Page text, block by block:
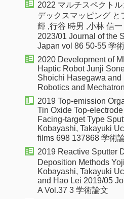
2022 マルチスペクト
デックスマッピング と
輝 ,行谷 時男 ,小林 信
2023/01 Journal of the
Japan vol 86 50-55 学
2020 Development of
Haptic Robot Junji
Shoichi Hasegawa and
Robotics and
2019 Top-emission
Tin Oxide Top-
Facing-target Type
Kobayashi, Takayuki
films 698 137868 学術
2019 Reactive Sputter
Deposition Methods
Kobayashi, Takayuki
and Hao Lei 2019/05
A Vol.37 3 学術論文